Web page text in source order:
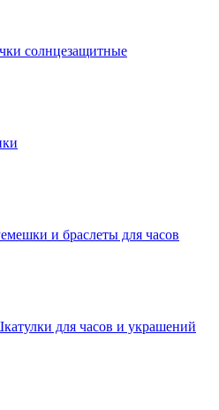
солнцезащитные
и браслеты для часов
для часов и украшений